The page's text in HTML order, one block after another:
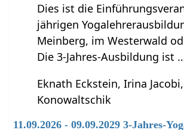
Dies ist die
jährigen
Meinberg, im Westerwald
Die 3-Jahres-Ausbildung ist
Eknath Eckstein, Irina
Konowaltschik
11.09.2026 - 09.09.2029 3-Jahres-